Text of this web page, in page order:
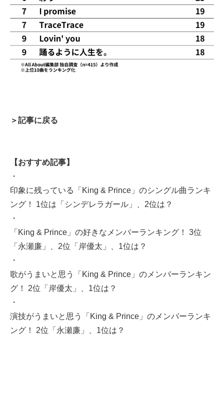
＞記事に戻る
【おすすめ記事】
・
印象に残っている「King & Prince」のシングル曲ランキ
ング！ 1位は「シンデレラガール」、2位は？
・
「King & Prince」の好きなメンバーランキング！ 3位
「永瀬廉」、2位「岸優太」、1位は？
・
歌がうまいと思う「King & Prince」のメンバーランキン
グ！ 2位「岸優太」、1位は？
・
演技がうまいと思う「King & Prince」のメンバーランキ
ング！ 2位「永瀬廉」、1位は？